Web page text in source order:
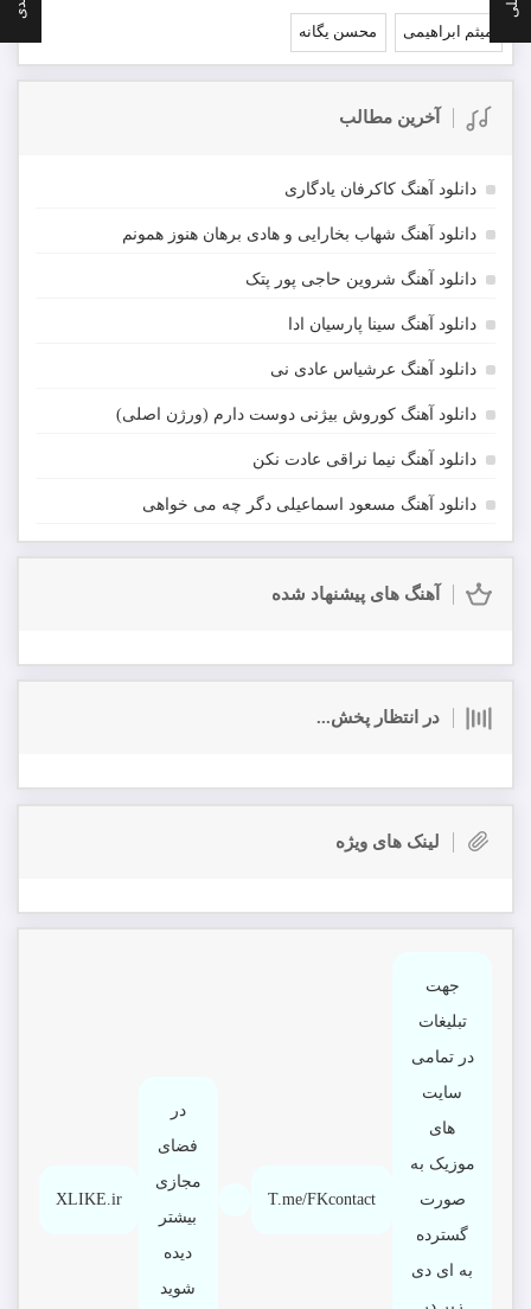
میثم ابراهیمی محسن یگانه
آخرین مطالب
دانلود آهنگ کاکرفان یادگاری
دانلود آهنگ شهاب بخارایی و هادی برهان هنوز همونم
دانلود آهنگ شروین حاجی پور پتک
دانلود آهنگ سینا پارسیان ادا
دانلود آهنگ عرشیاس عادی نی
دانلود آهنگ کوروش بیژنی دوست دارم (ورژن اصلی)
دانلود آهنگ نیما نراقی عادت نکن
دانلود آهنگ مسعود اسماعیلی دگر چه می خواهی
آهنگ های پیشنهاد شده
در انتظار پخش...
لینک های ویژه
جهت
تبلیغات
در تمامی
سایت
های
موزیک به
صورت
گسترده
به ای دی
T.me/FKcontact
در
فضای
مجازی
بیشتر
دیده
شوید
XLIKE.ir